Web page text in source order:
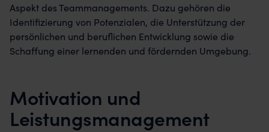
Aspekt des Teammanagements. Dazu gehören die
Identifizierung von Potenzialen, die Unterstützung der
persönlichen und beruflichen Entwicklung sowie die
Schaffung einer lernenden und fördernden Umgebung.
Motivation und
Leistungsmanagement